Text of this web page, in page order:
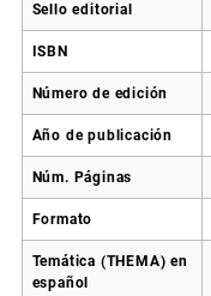
Sello editorial
ISBN
Número de edición
Año de publicación
Núm. Páginas
Formato
Temática (THEMA) en
español